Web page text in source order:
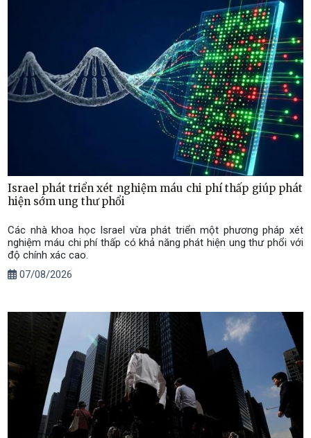
Israel phát triển xét nghiệm máu chi phí thấp giúp phát
hiện sớm ung thư phổi
Các nhà khoa học Israel vừa phát triển một phương pháp xét
nghiệm máu chi phí thấp có khả năng phát hiện ung thư phổi với
độ chính xác cao.
07/08/2026